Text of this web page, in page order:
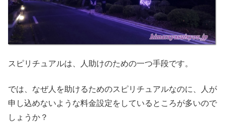
スピリチュアルは、人助けのための一つ手段です。
では、なぜ人を助けるためのスピリチュアルなのに、人が
申し込めないような料金設定をしているところが多いので
しょうか？